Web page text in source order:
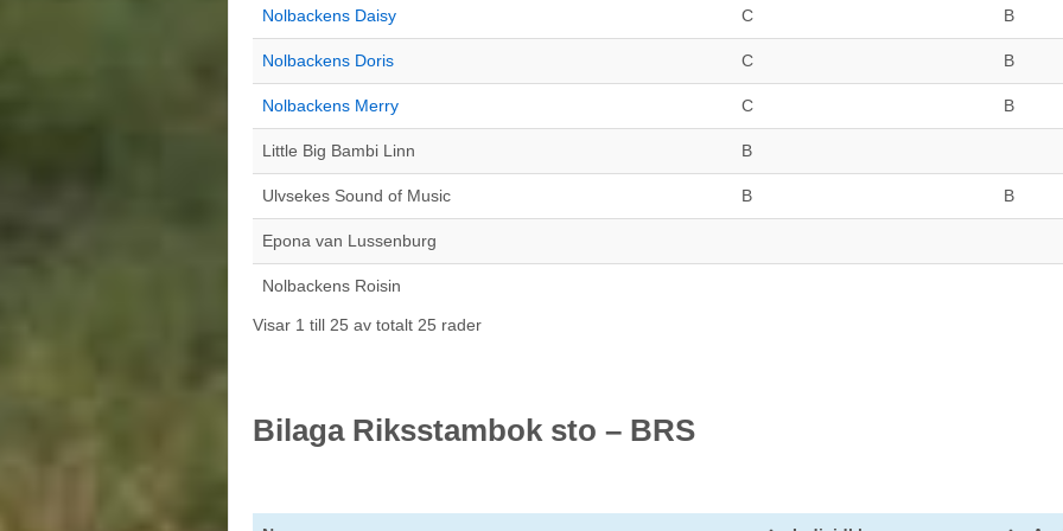
Nolbackens Daisy C B
Nolbackens Doris C B
Nolbackens Merry C B
Little Big Bambi Linn B
Ulvsekes Sound of Music B B
Epona van Lussenburg
Nolbackens Roisin
Visar 1 till 25 av totalt 25 rader
Bilaga Riksstambok sto – BRS